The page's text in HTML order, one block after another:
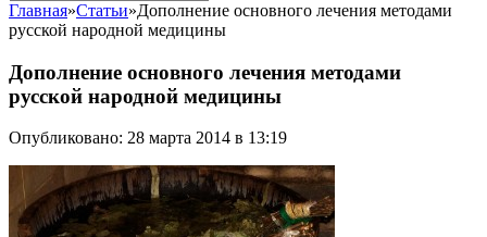
Главная»Статьи»Дополнение основного лечения методами
русской народной медицины
Дополнение основного лечения методами
русской народной медицины
Опубликовано: 28 марта 2014 в 13:19